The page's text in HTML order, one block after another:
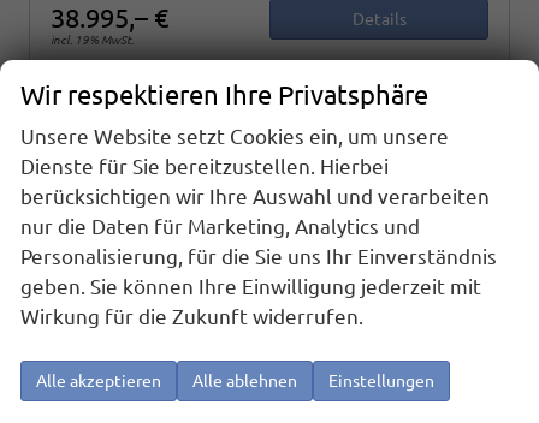
38.995,– €
incl. 19% MwSt.
Details
CO2-Klasse: E
Wir respektieren Ihre Privatsphäre
Unsere Website setzt Cookies ein, um unsere
Dienste für Sie bereitzustellen. Hierbei
berücksichtigen wir Ihre Auswahl und verarbeiten
nur die Daten für Marketing, Analytics und
Personalisierung, für die Sie uns Ihr Einverständnis
geben. Sie können Ihre Einwilligung jederzeit mit
Wirkung für die Zukunft widerrufen.
Alle akzeptieren Alle ablehnen Einstellungen